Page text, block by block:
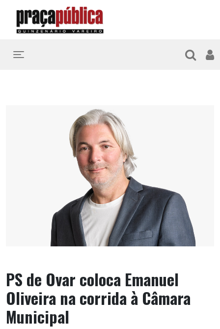
Toggle navigation
PS de Ovar coloca Emanuel
Oliveira na corrida à Câmara
Municipal